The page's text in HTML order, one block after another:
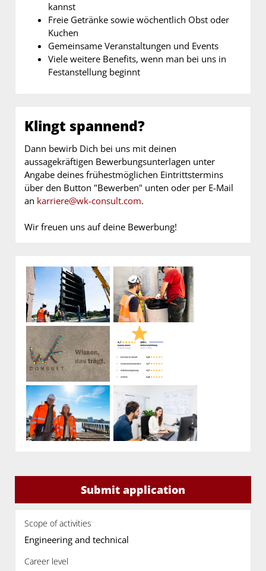
kannst
Freie Getränke sowie wöchentlich Obst oder
Kuchen
Gemeinsame Veranstaltungen und Events
Viele weitere Benefits, wenn man bei uns in
Festanstellung beginnt
Klingt spannend?
Dann bewirb Dich bei uns mit deinen
aussagekräftigen Bewerbungsunterlagen unter
Angabe deines frühestmöglichen Eintrittstermins
über den Button "Bewerben" unten oder per E-Mail
an karriere@wk-consult.com.
Wir freuen uns auf deine Bewerbung!
Submit application
Scope of activities
Engineering and technical
Career level